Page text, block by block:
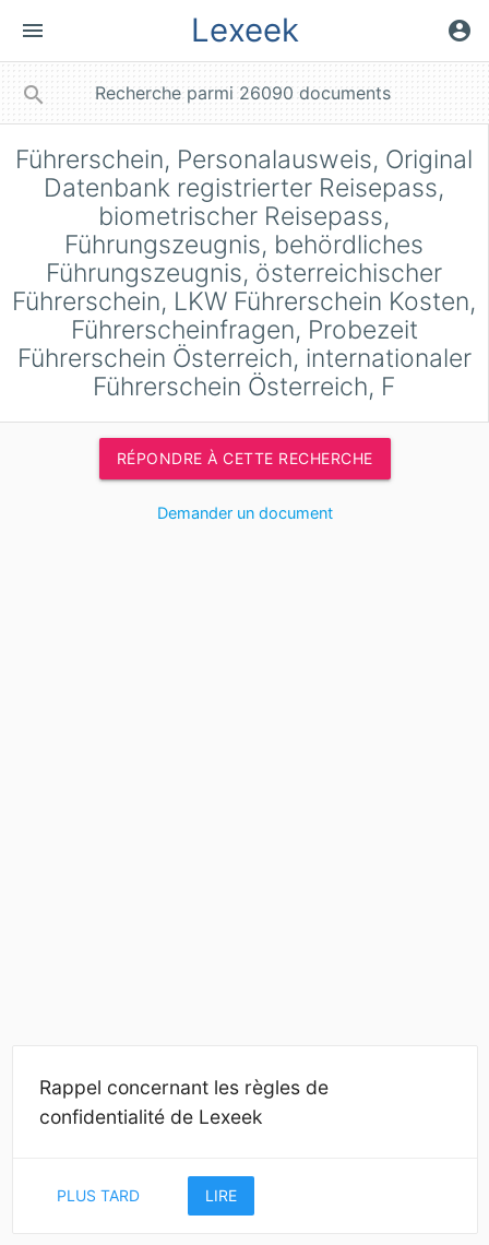
menu Lexeek account_circle
search
Führerschein, Personalausweis, Original
Datenbank registrierter Reisepass,
biometrischer Reisepass,
Führungszeugnis, behördliches
Führungszeugnis, österreichischer
Führerschein, LKW Führerschein Kosten,
Führerscheinfragen, Probezeit
Führerschein Österreich, internationaler
Führerschein Österreich, F
RÉPONDRE À CETTE RECHERCHE
Demander un document
Rappel concernant les règles de
confidentialité de Lexeek
PLUS TARD LIRE